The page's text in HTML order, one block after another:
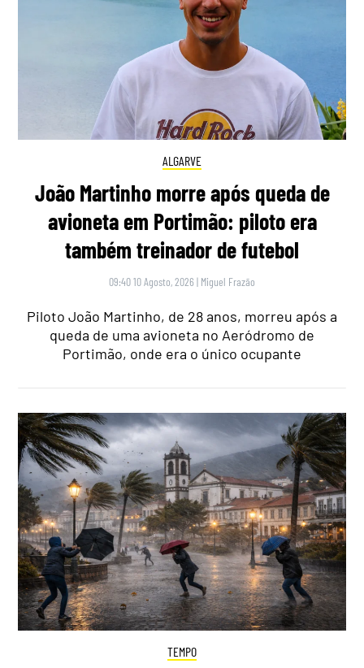
ALGARVE
João Martinho morre após queda de
avioneta em Portimão: piloto era
também treinador de futebol
09:40 10 Agosto, 2026 | Miguel Frazão
Piloto João Martinho, de 28 anos, morreu após a
queda de uma avioneta no Aeródromo de
Portimão, onde era o único ocupante
TEMPO